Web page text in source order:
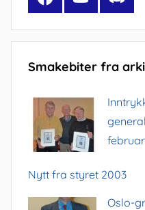
Smakebiter fra
Nytt fra styret 2003
Oslo-